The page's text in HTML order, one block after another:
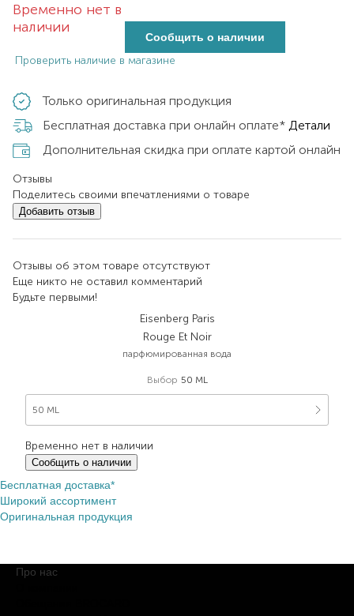
Временно нет в
наличии
Сообщить о наличии
Проверить наличие в магазине
Только оригинальная продукция
Бесплатная доставка при онлайн оплате* Детали
Дополнительная скидка при оплате картой онлайн
Отзывы
Поделитесь своими впечатлениями о товаре
Добавить отзыв
Отзывы об этом товаре отсутствуют
Еще никто не оставил комментарий
Будьте первыми!
Eisenberg Paris
Rouge Et Noir
парфюмированная вода
Выбор 50 ML
50 ML
Временно нет в наличии
Сообщить о наличии
Бесплатная доставка*
Широкий ассортимент
Оригинальная продукция
Про нас